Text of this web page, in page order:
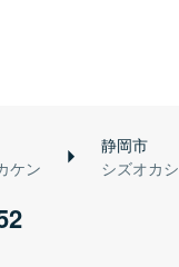
ケン
静岡市
シズオカシ